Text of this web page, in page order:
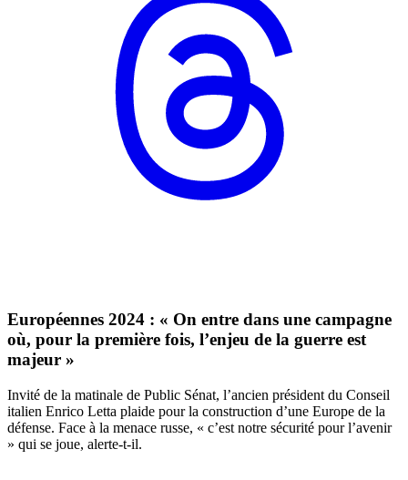
Européennes 2024 : « On entre dans une campagne
où, pour la première fois, l’enjeu de la guerre est
majeur »
Invité de la matinale de Public Sénat, l’ancien président du Conseil
italien Enrico Letta plaide pour la construction d’une Europe de la
défense. Face à la menace russe, « c’est notre sécurité pour l’avenir
» qui se joue, alerte-t-il.